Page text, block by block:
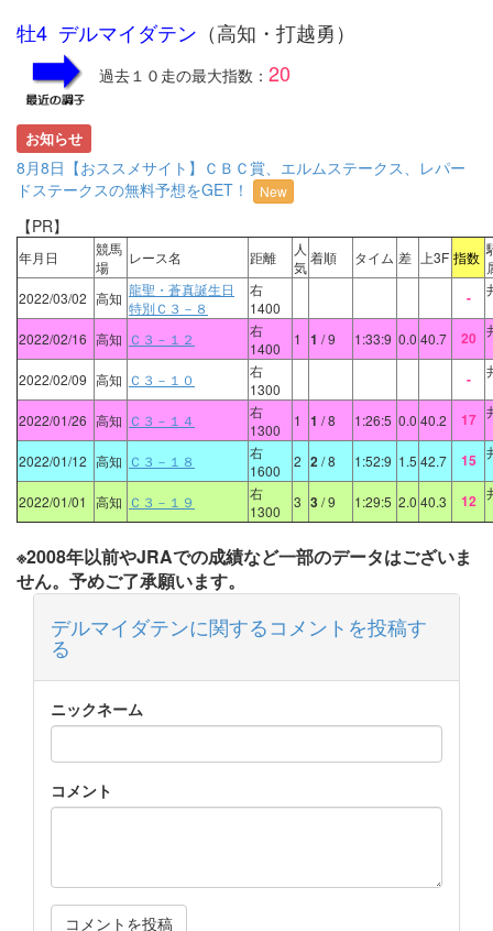
牡4 デルマイダテン （高知・打越勇）
過去１０走の最大指数： 20
お知らせ
8月8日【おススメサイト】ＣＢＣ賞、エルムステークス、レパー
ドステークスの無料予想をGET！
New
【PR】
年月日
競馬
場
レース名 距離
人
気
着順 タイム 差 上3F 指数
2022/03/02 高知 龍聖・蒼真誕生日
特別Ｃ３－８
右
1400
-
2022/02/16 高知 Ｃ３－１２
右
1400
1 1 / 9 1:33:9 0.0 40.7 20
2022/02/09 高知 Ｃ３－１０
右
1300
-
2022/01/26 高知 Ｃ３－１４
右
1300
1 1 / 8 1:26:5 0.0 40.2 17
2022/01/12 高知 Ｃ３－１８
右
1600
2 2/ 8 1:52:9 1.5 42.7 15
2022/01/01 高知 Ｃ３－１９
右
1300
3 3/ 9 1:29:5 2.0 40.3 12
※2008年以前やJRAでの成績など一部のデータはございま
せん。予めご了承願います。
デルマイダテンに関するコメントを投稿す
る
ニックネーム
コメント